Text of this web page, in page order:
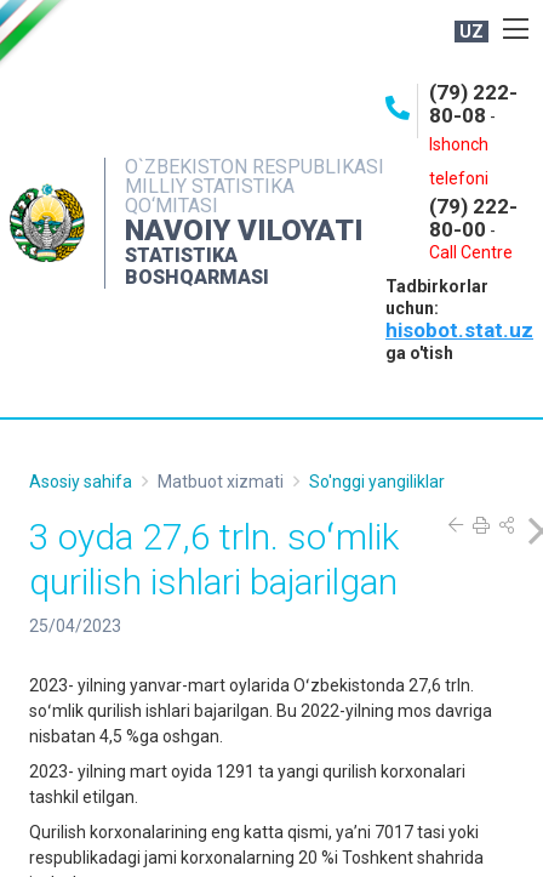
UZ
O`ZBEKISTON RESPUBLIKASI
MILLIY STATISTIKA
QO‘MITASI
NAVOIY VILOYATI
STATISTIKA
BOSHQARMASI
(79) 222-
80-08 -
Ishonch
telefoni
(79) 222-
80-00 -
Call Centre
Tadbirkorlar
uchun:
hisobot.stat.uz
ga o'tish
OCHIQ MA'LUMOTLAR
INTERAKTIV XIZMATLAR
MUROJAATLAR
Asosiy sahifa Matbuot xizmati So'nggi yangiliklar
3 oyda 27,6 trln. soʻmlik
qurilish ishlari bajarilgan
25/04/2023
2023- yilning yanvar-mart oylarida Oʻzbekistonda 27,6 trln.
soʻmlik qurilish ishlari bajarilgan. Bu 2022-yilning mos davriga
nisbatan 4,5 %ga oshgan.
2023- yilning mart oyida 1291 ta yangi qurilish korxonalari
tashkil etilgan.
Qurilish korxonalarining eng katta qismi, yaʼni 7017 tasi yoki
respublikadagi jami korxonalarning 20 %i Toshkent shahrida